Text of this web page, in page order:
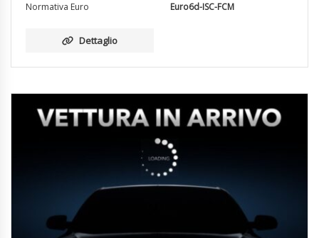
Normativa Euro
Euro6d-ISC-FCM
Dettaglio